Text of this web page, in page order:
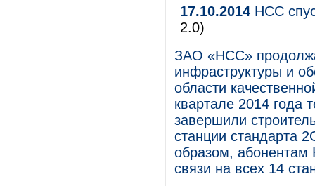
17.10.2014 НСС
2.0)
ЗАО «НСС»
инфраструктуры и
области
квартале 2014 года
завершили
станции стандарта
образом, абонентам
связи на всех 14